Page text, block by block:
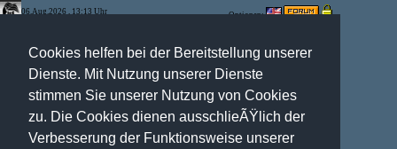
Cookies helfen bei der Bereitstellung unserer
Dienste. Mit Nutzung unserer Dienste
stimmen Sie unserer Nutzung von Cookies
zu. Die Cookies dienen ausschlieÃŸlich der
Verbesserung der Funktionsweise unserer
06.Aug.2026 , 13:13 Uhr Optionen: